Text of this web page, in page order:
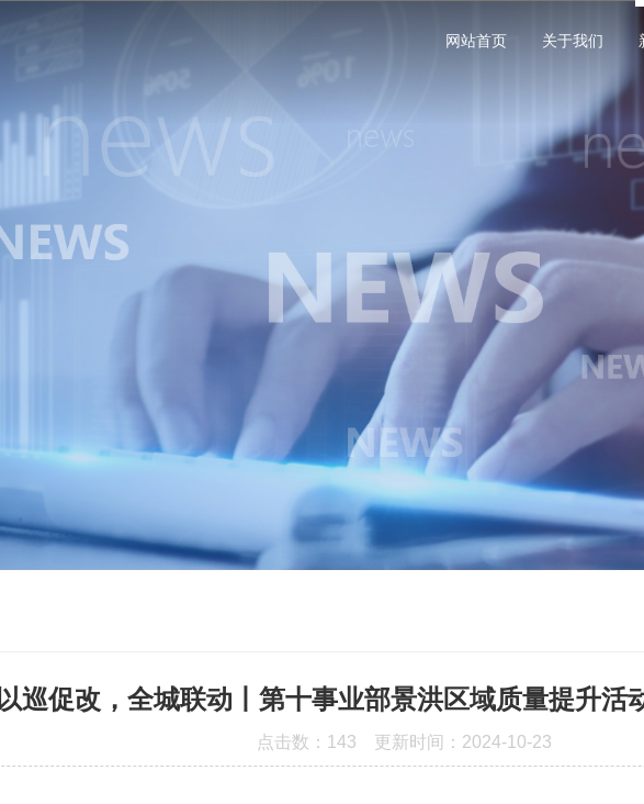
网站首页 关于我们
以巡促改，全城联动丨第十事业部景洪区域质量提升活
点击数： 143 更新时间：2024-10-23